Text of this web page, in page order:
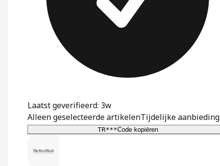
Laatst geverifieerd: 3w
Alleen geselecteerde artikelenTijdelijke aanbieding
TR***Code kopiëren